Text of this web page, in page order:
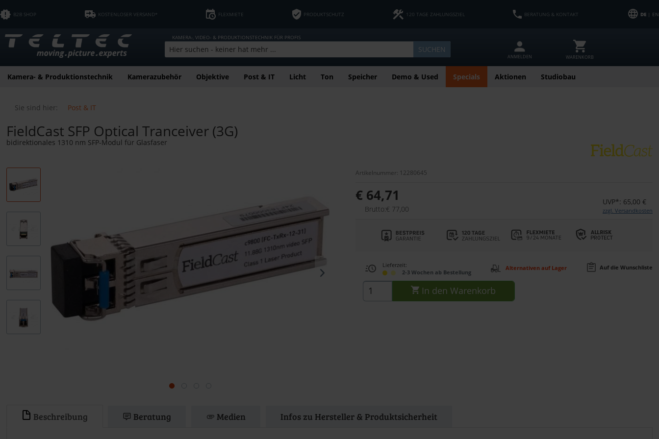
B2B SHOP KOSTENLOSER VERSAND* FLEXMIETE PRODUKTSCHUTZ 120 TAGE ZAHLUNGSZIEL BERATUNG & KONTAKT DE| EN
KAMERA-, VIDEO- & PRODUKTIONSTECHNIK FÜR PROFIS
SUCHEN
ANMELDEN WARENKORB
Kamera- & Produktionstechnik Kamerazubehör Objektive Post & IT Licht Ton Speicher Demo & Used Specials Aktionen Studiobau
Sie sind hier: Post & IT
FieldCast SFP Optical Tranceiver (3G)
bidirektionales 1310 nm SFP-Modul für Glasfaser
Artikelnummer: 12280645
€ 64,71
Brutto:€ 77,00
UVP*: 65,00 €
zzgl. Versandkosten
Lieferzeit:
2-3 Wochen ab Bestellung
Alternativen auf Lager Auf die Wunschliste
In den Warenkorb
Beschreibung Beratung Medien Infos zu Hersteller & Produktsicherheit